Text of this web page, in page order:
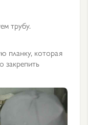
трубу.
планку, которая
закрепить